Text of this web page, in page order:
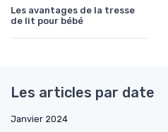
Les avantages de la tresse
de lit pour bébé
Les articles par date
Janvier 2024